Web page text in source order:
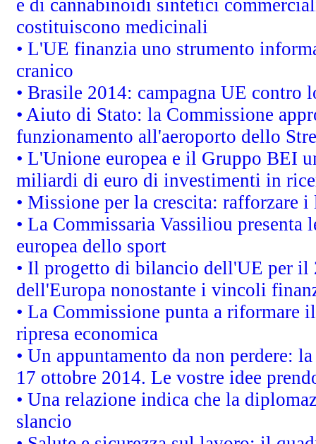
e di cannabinoidi sintetici
costituiscono medicinali
• L'UE finanzia uno strumento
cranico
• Brasile 2014: campagna UE contro
• Aiuto di Stato: la Commissione
funzionamento all'aeroporto dello
• L'Unione europea e il Gruppo BEI
miliardi di euro di investimenti in
• Missione per la crescita: rafforzare
• La Commissaria Vassiliou
europea dello sport
• Il progetto di bilancio dell'UE per il
dell'Europa nonostante i vincoli
• La Commissione punta a riformare
ripresa economica
• Un appuntamento da non perdere:
17 ottobre 2014. Le vostre idee
• Una relazione indica che la
slancio